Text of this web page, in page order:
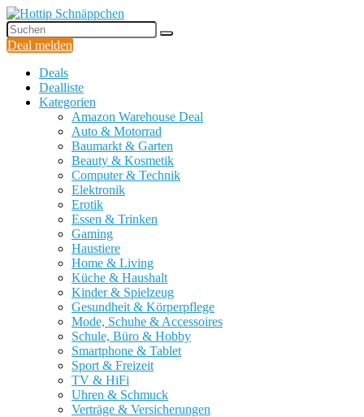
Deal melden
Deals
Dealliste
Kategorien
Amazon Warehouse Deal
Auto & Motorrad
Baumarkt & Garten
Beauty & Kosmetik
Computer & Technik
Elektronik
Erotik
Essen & Trinken
Gaming
Haustiere
Home & Living
Küche & Haushalt
Kinder & Spielzeug
Gesundheit & Körperpflege
Mode, Schuhe & Accessoires
Schule, Büro & Hobby
Smartphone & Tablet
Sport & Freizeit
TV & HiFi
Uhren & Schmuck
Verträge & Versicherungen